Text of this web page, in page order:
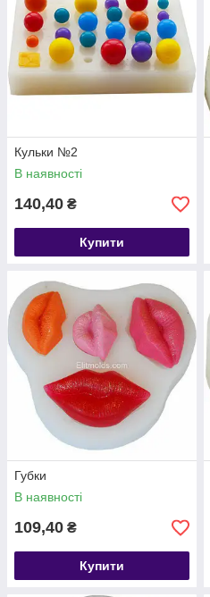
Кульки №2
В наявності
140,40 ₴
Купити
Губки
В наявності
109,40 ₴
Купити